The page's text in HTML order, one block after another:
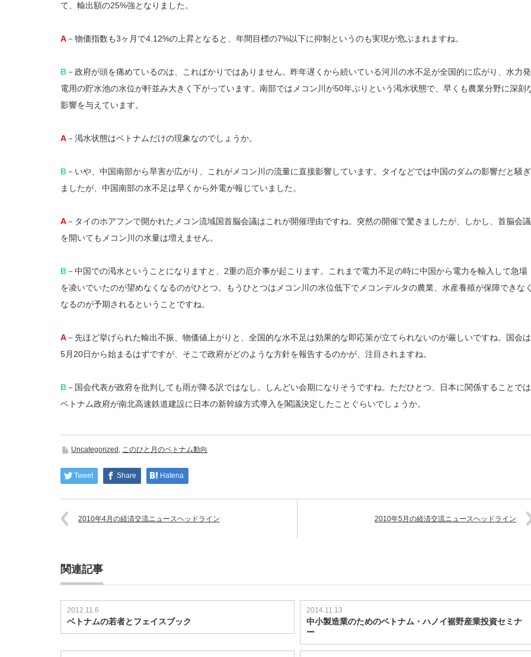
て、輸出額の25%強となりました。
A －物価指数も3ヶ月で4.12%の上昇となると、年間目標の7%以下に抑制というのも実現が危ぶまれますね。
B －政府が頭を痛めているのは、こればかりではありません。昨年遅くから続いている河川の水不足が全国的に広がり、水力発
電用の貯水池の水位が軒並み大きく下がっています。南部ではメコン川が50年ぶりという渇水状態で、早くも農業分野に深刻
影響を与えています。
A －渇水状態はベトナムだけの現象なのでしょうか。
B －いや、中国南部から旱害が広がり、これがメコン川の流量に直接影響しています。タイなどでは中国のダムの影響だと騒ぎ
ましたが、中国南部の水不足は早くから外電が報じていました。
A －タイのホアフンで開かれたメコン流域国首脳会議はこれが開催理由ですね。突然の開催で驚きましたが、しかし、首脳会議
を開いてもメコン川の水量は増えません。
B －中国での渇水ということになりますと、2重の厄介事が起こります。これまで電力不足の時に中国から電力を輸入して急場
を凌いでいたのが望めなくなるのがひとつ。もうひとつはメコン川の水位低下でメコンデルタの農業、水産養殖が保障できな
なるのが予期されるということですね。
A －先ほど挙げられた輸出不振、物価値上がりと、全国的な水不足は効果的な即応策が立てられないのが厳しいですね。国会は
5月20日から始まるはずですが、そこで政府がどのような方針を報告するのかが、注目されますね。
B －国会代表が政府を批判しても雨が降る訳ではなし。しんどい会期になりそうですね。ただひとつ、日本に関係することでは
ベトナム政府が南北高速鉄道建設に日本の新幹線方式導入を閣議決定したことぐらいでしょうか。
Uncategorized , このひと月のベトナム動向
Tweet Share Hatena
2010年4月の経済交流ニュースヘッドライン 2010年5月の経済交流ニュースヘッドライン
関連記事
2012.11.6
ベトナムの若者とフェイスブック
2014.11.13
中小製造業のためのベトナム・ハノイ裾野産業投資セミナ
ー